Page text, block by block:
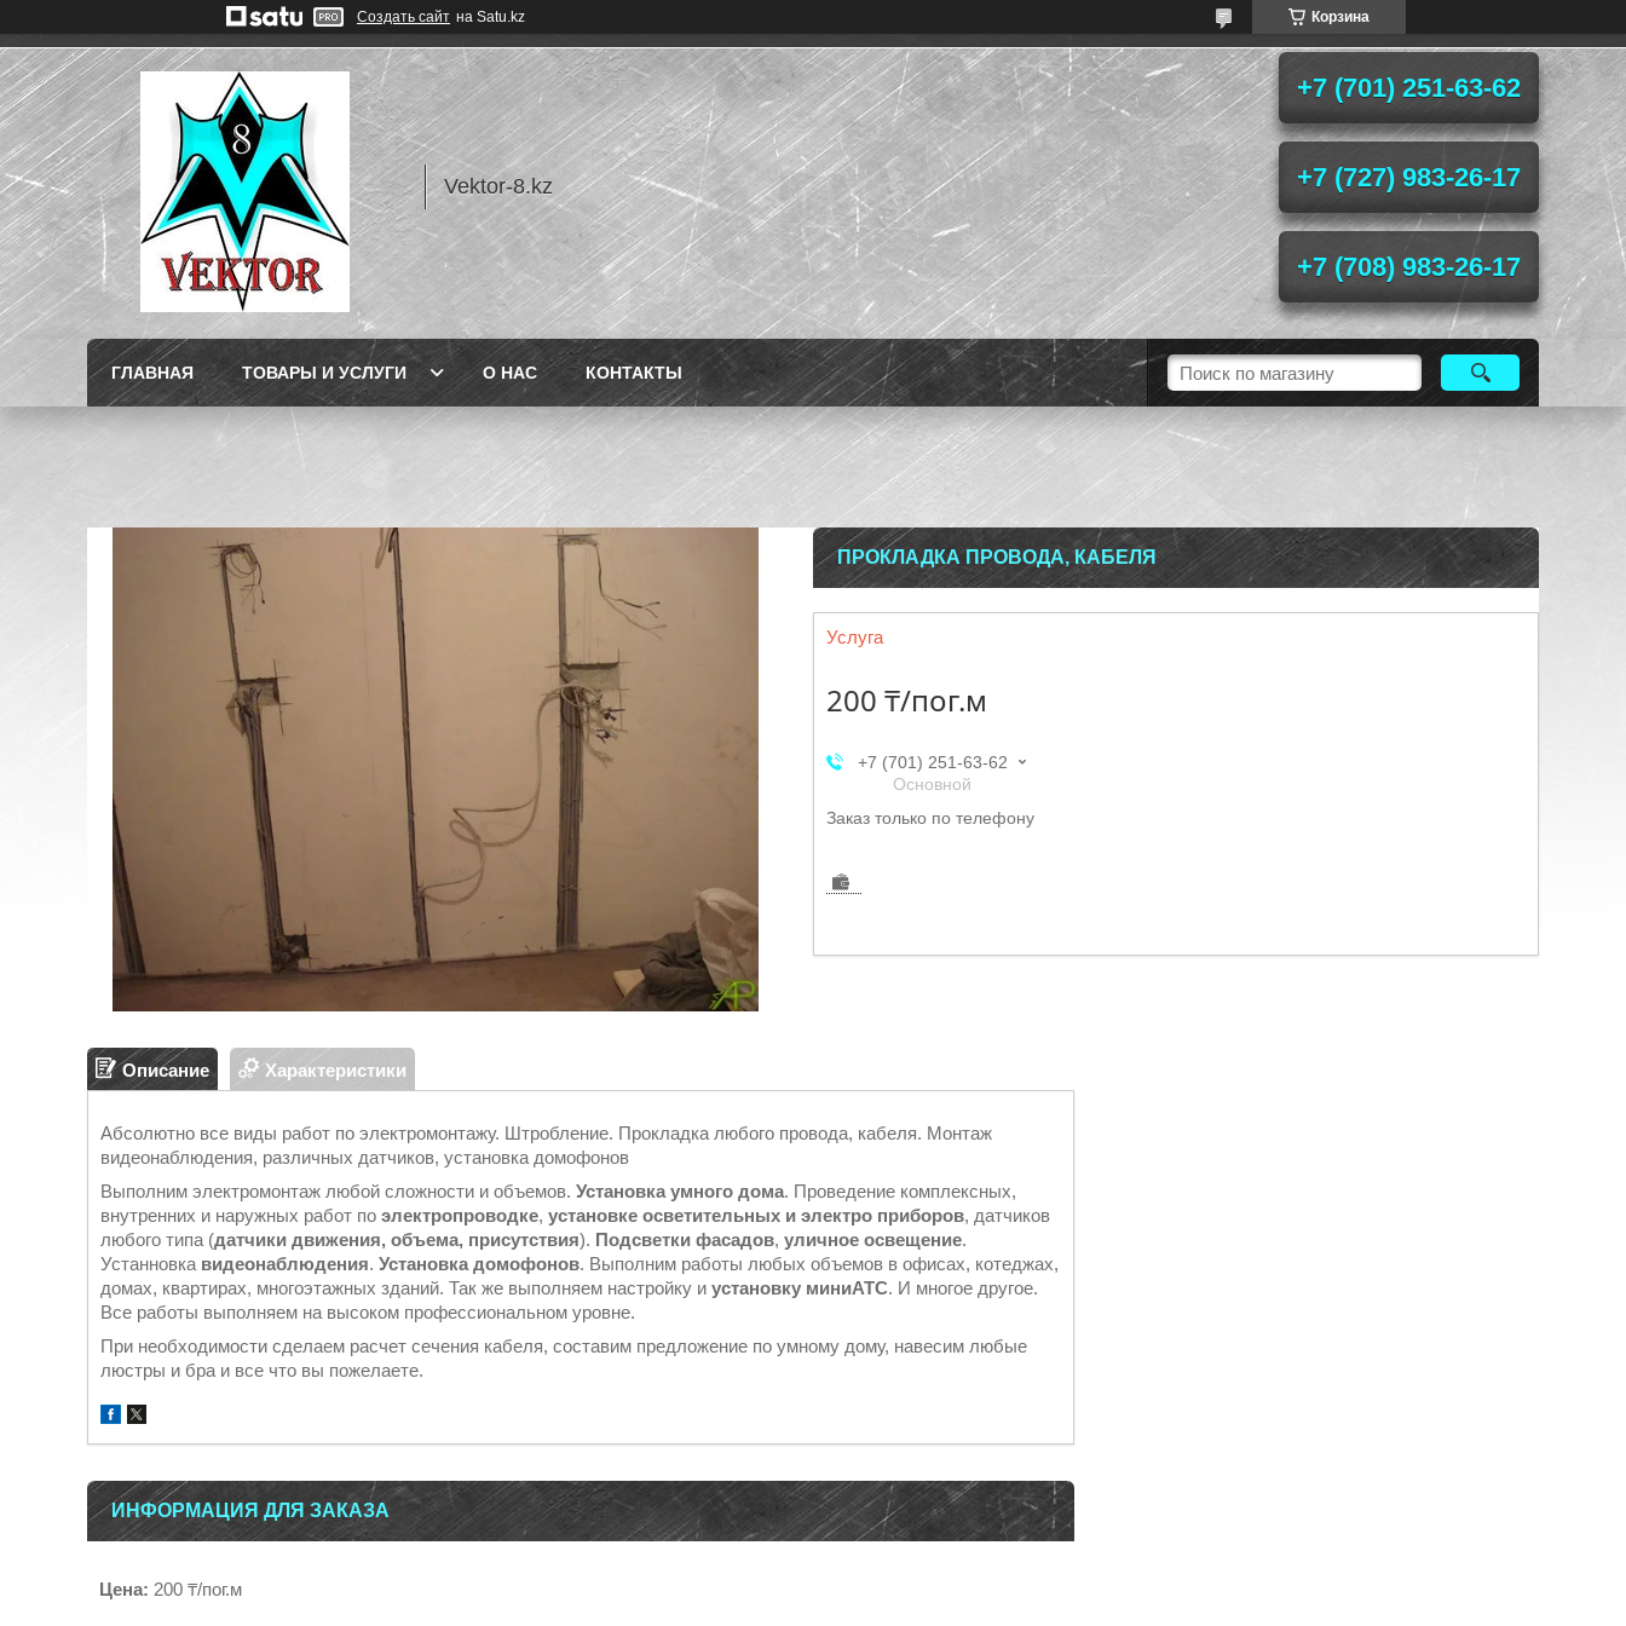
Создать сайт на Satu.kz Корзина
Vektor-8.kz
+7 (701) 251-63-62
+7 (727) 983-26-17
+7 (708) 983-26-17
ГЛАВНАЯ ТОВАРЫ И УСЛУГИ О НАС КОНТАКТЫ
ПРОКЛАДКА ПРОВОДА, КАБЕЛЯ
Услуга
200 ₸/пог.м
+7 (701) 251-63-62
Основной
Заказ только по телефону
Описание Характеристики
Абсолютно все виды работ по электромонтажу. Штробление. Прокладка любого провода, кабеля. Монтаж
видеонаблюдения, различных датчиков, установка домофонов
Выполним электромонтаж любой сложности и объемов. Установка умного дома. Проведение комплексных,
внутренних и наружных работ по электропроводке, установке осветительных и электро приборов, датчиков
любого типа (датчики движения, объема, присутствия). Подсветки фасадов, уличное освещение.
Устанновка видеонаблюдения. Установка домофонов. Выполним работы любых объемов в офисах, котеджах,
домах, квартирах, многоэтажных зданий. Так же выполняем настройку и установку миниАТС. И многое другое.
Все работы выполняем на высоком профессиональном уровне.
При необходимости сделаем расчет сечения кабеля, составим предложение по умному дому, навесим любые
люстры и бра и все что вы пожелаете.
ИНФОРМАЦИЯ ДЛЯ ЗАКАЗА
Цена: 200 ₸/пог.м